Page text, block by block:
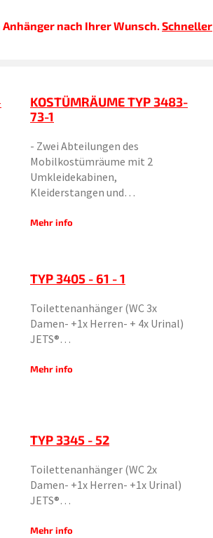
nach Ihrer Wunsch. Schneller
KOSTÜMRÄUME TYP 3483-
73-1
- Zwei Abteilungen des
Mobilkostümräume mit 2
Umkleidekabinen,
Kleiderstangen und…
Mehr info
TYP 3405 - 61 - 1
Toilettenanhänger (WC 3x
Damen- +1x Herren- + 4x Urinal)
JETS®…
Mehr info
TYP 3345 - 52
Toilettenanhänger (WC 2x
Damen- +1x Herren- +1x Urinal)
JETS®…
Mehr info